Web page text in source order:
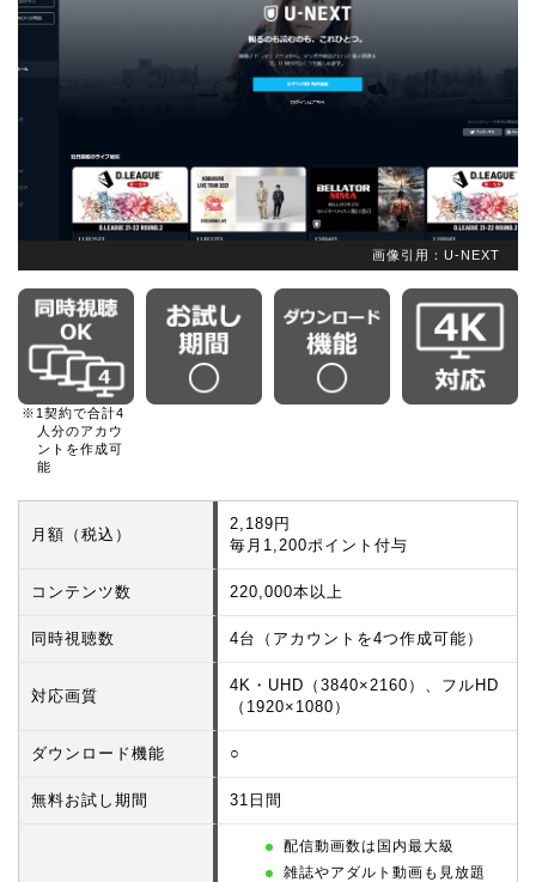
画像引用：U-NEXT
※1契約で合計4
人分のアカウ
ントを作成可
能
月額（税込）
2,189円
毎月1,200ポイント付与
コンテンツ数 220,000本以上
同時視聴数 4台（アカウントを4つ作成可能）
対応画質
4K・UHD（3840×2160）、フルHD
（1920×1080）
ダウンロード機能 ○
無料お試し期間 31日間
配信動画数は国内最大級
雑誌やアダルト動画も見放題